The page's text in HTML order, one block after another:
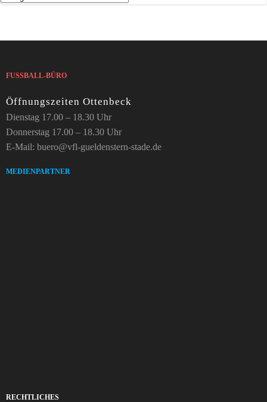
FUSSBALL-BÜRO
Öffnungszeiten Ottenbeck
Dienstag 17.00 – 18.30 Uhr
Donnerstag 17.00 – 18.30 Uhr
E-Mail: buero@vfl-gueldenstern-stade.de
MEDIENPARTNER
RECHTLICHES